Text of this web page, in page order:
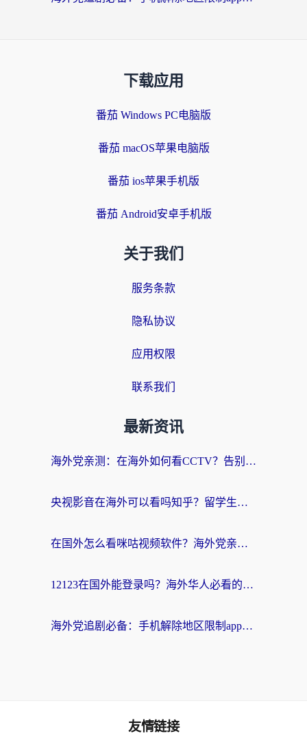
下载应用
番茄 Windows PC电脑版
番茄 macOS苹果电脑版
番茄 ios苹果手机版
番茄 Android安卓手机版
关于我们
服务条款
隐私协议
应用权限
联系我们
最新资讯
海外党亲测：在海外如何看CCTV？告别“仅限大陆播放”的实用指南
央视影音在海外可以看吗知乎？留学生亲测：3步解决地域限制+追剧自由
在国外怎么看咪咕视频软件？海外党亲测有效的回国加速方案
12123在国外能登录吗？海外华人必看的回国加速实用指南
海外党追剧必备：手机解除地区限制app怎么选？解决央视视频&国内剧地区限制全指南
友情链接